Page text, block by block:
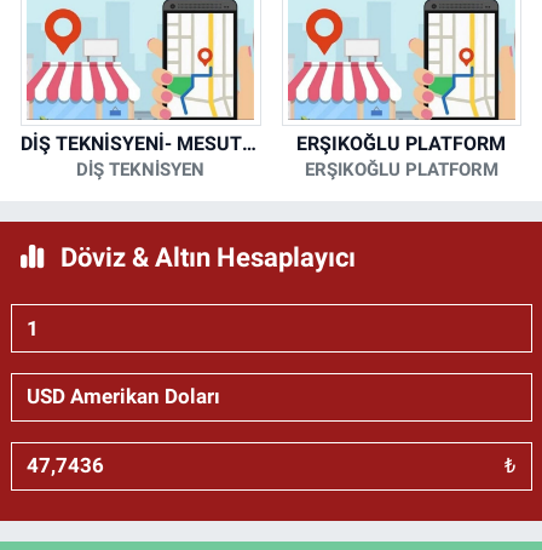
DİŞ TEKNİSYENİ- MESUT KORKMAZ
DİŞ TEKNİSYEN
ERŞIKOĞLU PLATFORM
ERŞIKOĞLU PLATFORM
Döviz & Altın Hesaplayıcı
₺